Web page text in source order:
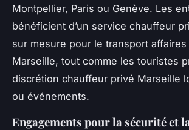
Montpellier, Paris ou Genève. Les
bénéficient d’un service chauffeur
sur mesure pour le transport
Marseille, tout comme les touristes
discrétion chauffeur privé Marseille
ou événements.
Engagements pour la sécurité et